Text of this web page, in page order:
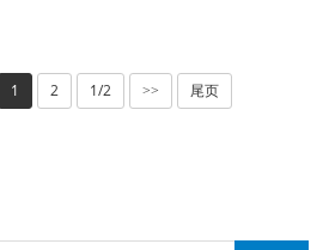
1 2 1/2 >> 尾页